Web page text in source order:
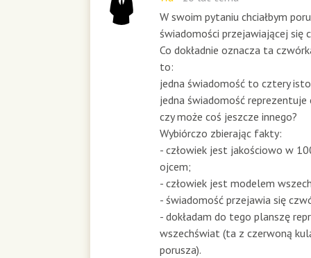
W swoim pytaniu chciałbym
świadomości przejawiającej się
Co dokładnie oznacza ta
to:
jedna świadomość to cztery
jedna świadomość reprezentuje
czy może coś jeszcze innego?
Wybiórczo zbierając fakty:
- człowiek jest jakościowo w
ojcem;
- człowiek jest modelem
- świadomość przejawia się
- dokładam do tego planszę
wszechświat (ta z czerwoną
porusza).